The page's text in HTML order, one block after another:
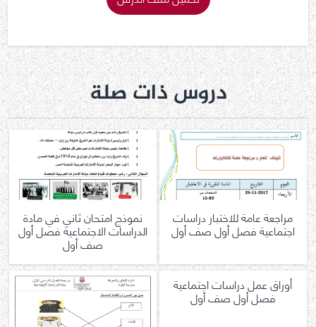
دروس ذات صلة
مراجعة عامة للاختبار دراسات
اجتماعية فصل أول صف أول
نموذج امتحان ثاني في مادة
الدراسات الاجتماعية فصل أول
صف أول
أوراق عمل دراسات اجتماعية
فصل أول صف أول